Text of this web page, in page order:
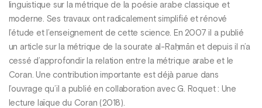
linguistique sur la métrique de la poésie arabe classique et
moderne. Ses travaux ont radicalement simplifié et rénové
l’étude et l’enseignement de cette science. En 2007 il a publié
un article sur la métrique de la sourate ­al-Raḥmān­ et depuis il n’a
cessé d’approfondir la relation entre la métrique arabe et le
Coran. Une contribution importante est déjà parue dans
l’ouvrage qu’il a publié en collaboration avec G. Roquet : Une
lecture laïque du Coran (2018).